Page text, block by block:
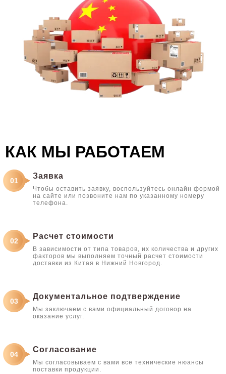
КАК МЫ РАБОТАЕМ
01
Заявка
Чтобы оставить заявку, воспользуйтесь онлайн формой
на сайте или позвоните нам по указанному номеру
телефона.
Расчет стоимости
В зависимости от типа товаров, их количества и других
факторов мы выполняем точный расчет стоимости
доставки из Китая в Нижний Новгород.
02
03
Документальное подтверждение
Мы заключаем с вами официальный договор на
оказание услуг.
Согласование
Мы согласовываем с вами все технические нюансы
поставки продукции.
04